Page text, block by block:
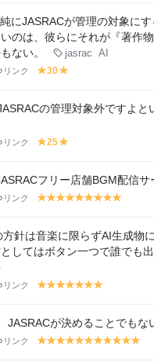
lo
w
lo
w
にJASRACが管理の対象に
のは、彼らにそれが『著作
ない。
jasrac AI
リンク
y
lo
30
lo
の管理対象外ですよ
リンク
y
lo
w
25
w
フリー店舗BGM配信
リンク
y
lo
w
y
lo
w
y
lo
w
y
lo
w
y
lo
w
y
lo
w
y
lo
w
y
lo
w
lo
w
方針は音楽に限らずAI生成物
してはボタン一つで誰でも
リンク
y
lo
w
y
lo
w
y
lo
w
y
lo
w
y
lo
w
y
lo
w
lo
w
JASRACが決めることでもな
リンク
y y y y y y y y y y